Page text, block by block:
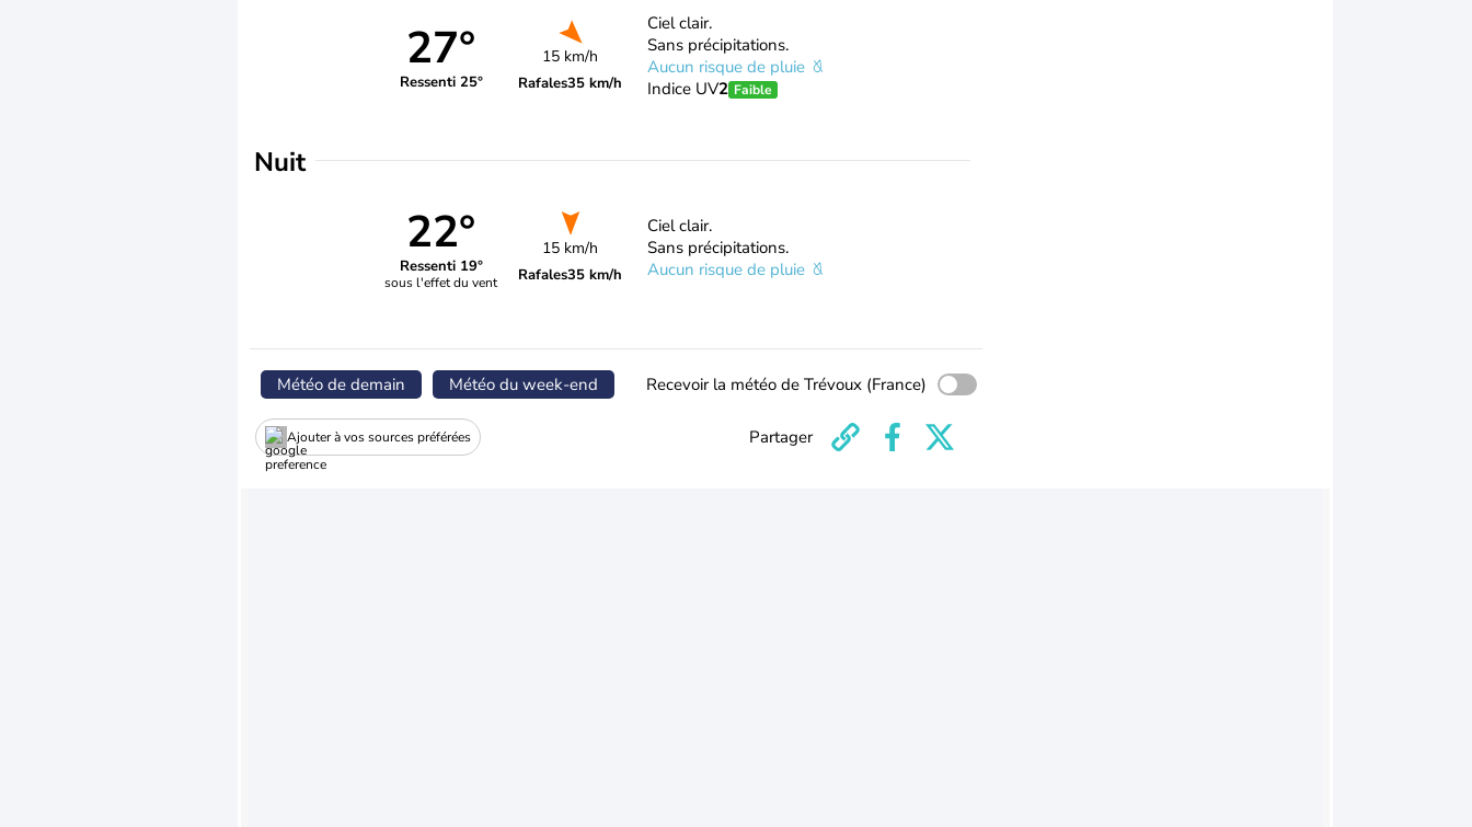
27°
Ressenti 25°
15 km/h
Rafales35 km/h
Ciel clair.
Sans précipitations.
Aucun risque de pluie
Indice UV2 Faible
Nuit
22°
Ressenti 19°
sous l'effet du vent
15 km/h
Rafales35 km/h
Ciel clair.
Sans précipitations.
Aucun risque de pluie
Météo de demain Météo du week-end Recevoir la météo de Trévoux (France)
Ajouter à vos sources préférées Partager